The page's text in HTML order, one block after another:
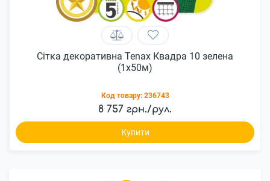
Сітка декоративна Tenax Квадра 10 зелена
(1х50м)
Код товару: 236743
8 757 грн./рул.
Купити